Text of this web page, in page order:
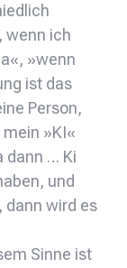
wenn ich
»wenn
ist das
Person,
»KI«
dann … Ki
und
wird es
Sinne ist